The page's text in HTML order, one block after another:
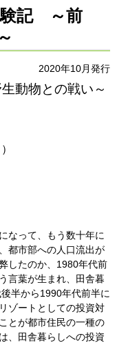
記 ～前
2020年10月発行
動物との戦い～
なって、もう数十年に
都市部への人口流出が
したのか、1980年代前
言葉が生まれ、田舎暮
半から1990年代前半に
ゾートとしての投資対
とが都市住民の一種の
、田舎暮らしへの投資